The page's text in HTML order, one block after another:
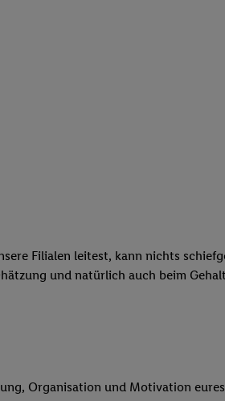
Filialen leitest, kann nichts
und natürlich auch beim
Organisation und Motivation